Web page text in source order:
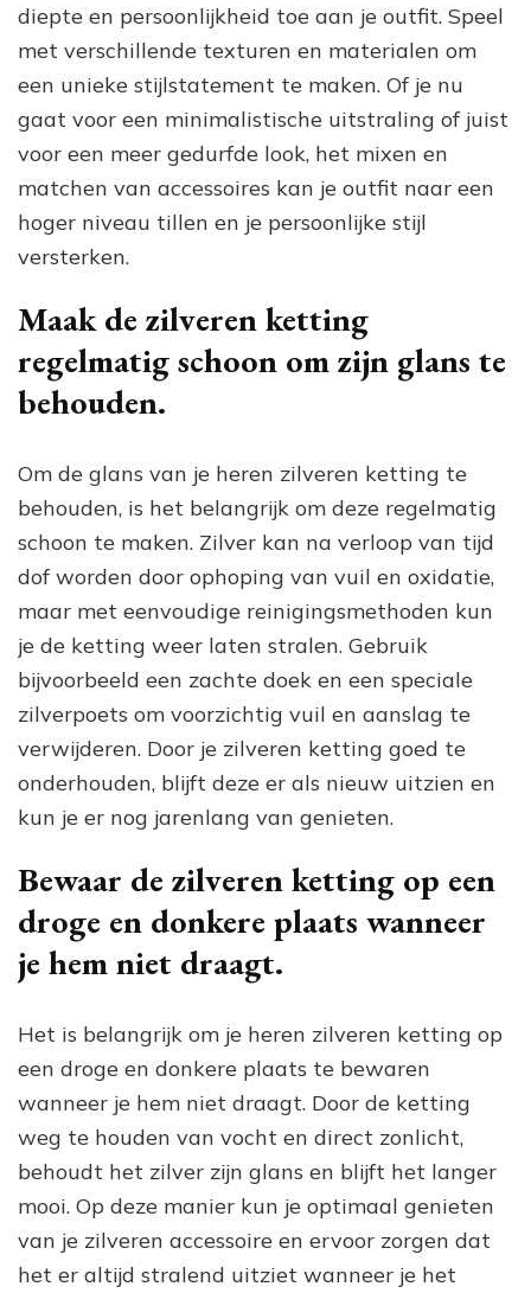
diepte en persoonlijkheid toe aan je outfit. Speel
met verschillende texturen en materialen om
een unieke stijlstatement te maken. Of je nu
gaat voor een minimalistische uitstraling of juist
voor een meer gedurfde look, het mixen en
matchen van accessoires kan je outfit naar een
hoger niveau tillen en je persoonlijke stijl
versterken.
Maak de zilveren ketting
regelmatig schoon om zijn glans te
behouden.
Om de glans van je heren zilveren ketting te
behouden, is het belangrijk om deze regelmatig
schoon te maken. Zilver kan na verloop van tijd
dof worden door ophoping van vuil en oxidatie,
maar met eenvoudige reinigingsmethoden kun
je de ketting weer laten stralen. Gebruik
bijvoorbeeld een zachte doek en een speciale
zilverpoets om voorzichtig vuil en aanslag te
verwijderen. Door je zilveren ketting goed te
onderhouden, blijft deze er als nieuw uitzien en
kun je er nog jarenlang van genieten.
Bewaar de zilveren ketting op een
droge en donkere plaats wanneer
je hem niet draagt.
Het is belangrijk om je heren zilveren ketting op
een droge en donkere plaats te bewaren
wanneer je hem niet draagt. Door de ketting
weg te houden van vocht en direct zonlicht,
behoudt het zilver zijn glans en blijft het langer
mooi. Op deze manier kun je optimaal genieten
van je zilveren accessoire en ervoor zorgen dat
het er altijd stralend uitziet wanneer je het